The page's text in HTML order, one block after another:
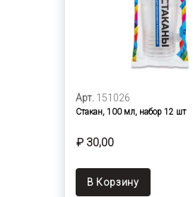
Арт. 151026
Стакан, 100 мл, набор 12 шт
₽ 30,00
В Корзину